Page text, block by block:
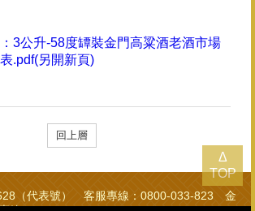
Δ
TOP
3公升-58度罈裝金門高粱酒老酒市場
.pdf(另開新頁)
回上層
（代表號） 客服專線：0800-033-823 金